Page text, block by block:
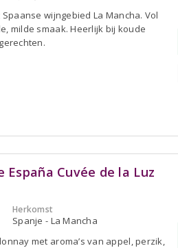
wijngebied La Mancha. Vol
milde smaak. Heerlijk bij koude
España Cuvée de la Luz
Herkomst
Spanje - La Mancha
met aroma’s van appel, perzik,